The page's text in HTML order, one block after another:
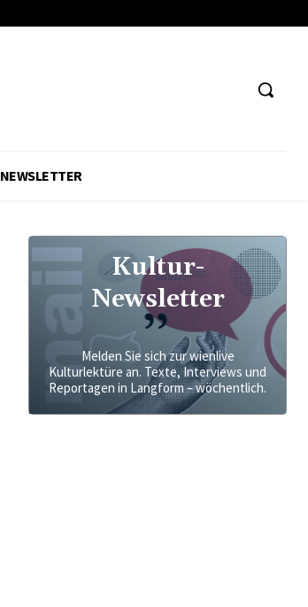
NEWSLETTER
Kultur-
Newsletter
Melden Sie sich zur wienlive
Kulturlektüre an. Texte, Interviews und
Reportagen in Langform – wöchentlich.